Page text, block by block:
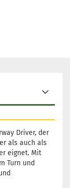
Farbton:
1
Lieferzeit:
3 Arbeitstage
Driver, der
als auch als
eignet. Mit
Turn und